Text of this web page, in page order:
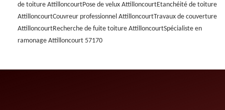
de toiture AttilloncourtPose de velux AttilloncourtEtanchéité de toiture
AttilloncourtCouvreur professionnel AttilloncourtTravaux de couverture
AttilloncourtRecherche de fuite toiture AttilloncourtSpécialiste en
ramonage Attilloncourt 57170